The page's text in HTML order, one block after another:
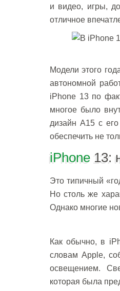
и видео, игры,
отличное
Модели этого
автономной
iPhone 13 по
многое было
дизайн A15 с
обеспечить не
iPhone 13:
Это типичный
Но столь же
Однако многие
Как обычно, в
словам Apple,
освещением.
которая была